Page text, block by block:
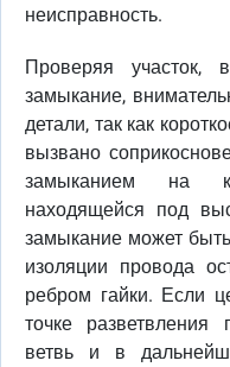
неисправность.
Проверяя участок,
замыкание,
детали, так как
вызвано
замыканием на
находящейся под
замыкание может
изоляции провода
ребром гайки. Если
точке разветвления
ветвь и в